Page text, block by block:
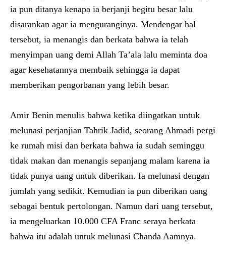
ia pun ditanya kenapa ia berjanji begitu besar lalu
disarankan agar ia menguranginya. Mendengar hal
tersebut, ia menangis dan berkata bahwa ia telah
menyimpan uang demi Allah Ta’ala lalu meminta doa
agar kesehatannya membaik sehingga ia dapat
memberikan pengorbanan yang lebih besar.
Amir Benin menulis bahwa ketika diingatkan untuk
melunasi perjanjian Tahrik Jadid, seorang Ahmadi pergi
ke rumah misi dan berkata bahwa ia sudah seminggu
tidak makan dan menangis sepanjang malam karena ia
tidak punya uang untuk diberikan. Ia melunasi dengan
jumlah yang sedikit. Kemudian ia pun diberikan uang
sebagai bentuk pertolongan. Namun dari uang tersebut,
ia mengeluarkan 10.000 CFA Franc seraya berkata
bahwa itu adalah untuk melunasi Chanda Aamnya.